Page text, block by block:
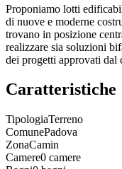
Proponiamo lotti
di nuove e moderne
trovano in posizione
realizzare sia soluzioni
dei progetti approvati dal
Caratteristiche
TipologiaTerreno
ComunePadova
ZonaCamin
Camere0 camere